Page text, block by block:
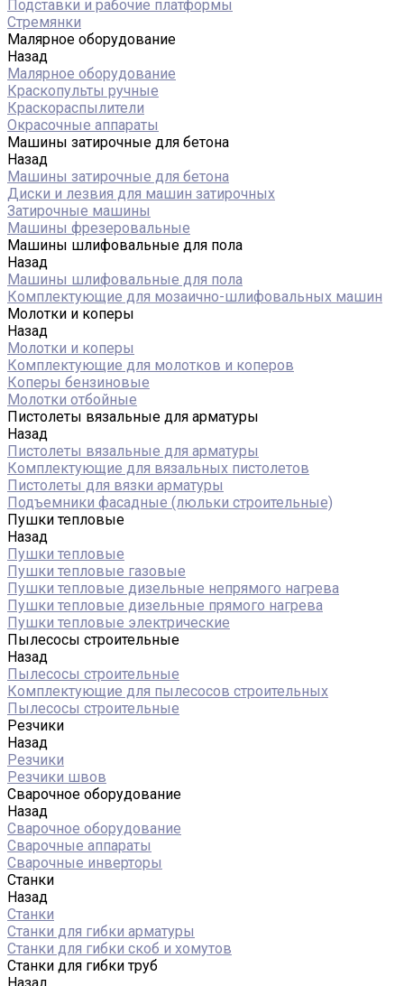
Подставки и рабочие платформы
Стремянки
Малярное оборудование
Назад
Малярное оборудование
Краскопульты ручные
Краскораспылители
Окрасочные аппараты
Машины затирочные для бетона
Назад
Машины затирочные для бетона
Диски и лезвия для машин затирочных
Затирочные машины
Машины фрезеровальные
Машины шлифовальные для пола
Назад
Машины шлифовальные для пола
Комплектующие для мозаично-шлифовальных машин
Молотки и коперы
Назад
Молотки и коперы
Комплектующие для молотков и коперов
Коперы бензиновые
Молотки отбойные
Пистолеты вязальные для арматуры
Назад
Пистолеты вязальные для арматуры
Комплектующие для вязальных пистолетов
Пистолеты для вязки арматуры
Подъемники фасадные (люльки строительные)
Пушки тепловые
Назад
Пушки тепловые
Пушки тепловые газовые
Пушки тепловые дизельные непрямого нагрева
Пушки тепловые дизельные прямого нагрева
Пушки тепловые электрические
Пылесосы строительные
Назад
Пылесосы строительные
Комплектующие для пылесосов строительных
Пылесосы строительные
Резчики
Назад
Резчики
Резчики швов
Сварочное оборудование
Назад
Сварочное оборудование
Сварочные аппараты
Сварочные инверторы
Станки
Назад
Станки
Станки для гибки арматуры
Станки для гибки скоб и хомутов
Станки для гибки труб